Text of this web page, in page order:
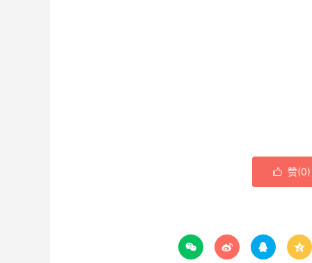
 赞(0)
   